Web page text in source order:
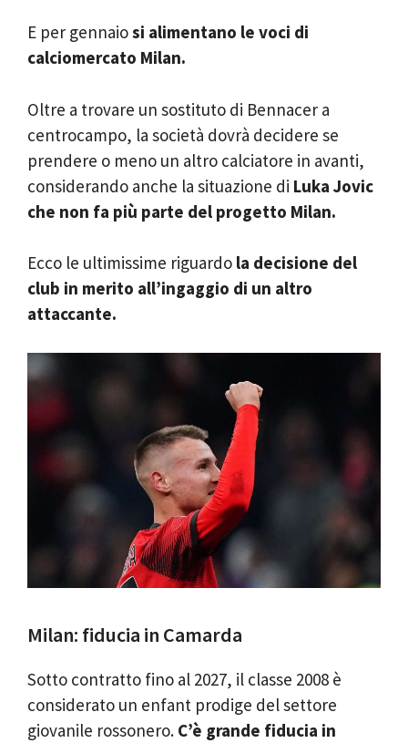
E per gennaiosi alimentano le voci di
calciomercato Milan.
Oltre a trovare un sostituto di Bennacer a
centrocampo, la società dovrà decidere se
prendere o meno un altro calciatore in avanti,
considerando anche la situazione di Luka Jovic
che non fa più parte del progetto Milan.
Ecco le ultimissime riguardo la decisione del
club in merito all’ingaggio di un altro
attaccante.
Milan: fiducia in Camarda
Sotto contratto fino al 2027, il classe 2008 è
considerato un enfant prodige del settore
giovanile rossonero. C’è grande fiducia in